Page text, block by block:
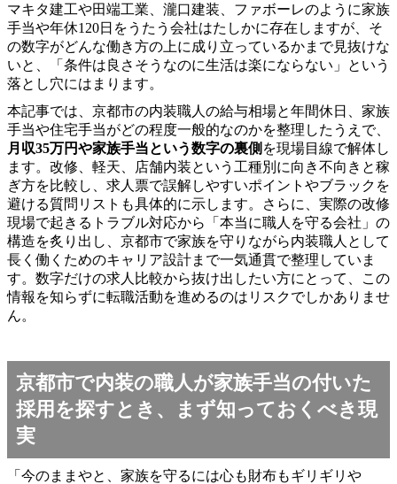
マキタ建工や田端工業、瀧口建装、ファボーレのように家族
手当や年休120日をうたう会社はたしかに存在しますが、そ
の数字がどんな働き方の上に成り立っているかまで見抜けな
いと、「条件は良さそうなのに生活は楽にならない」という
落とし穴にはまります。
本記事では、京都市の内装職人の給与相場と年間休日、家族
手当や住宅手当がどの程度一般的なのかを整理したうえで、
月収35万円や家族手当という数字の裏側 を現場目線で解体し
ます。改修、軽天、店舗内装という工種別に向き不向きと稼
ぎ方を比較し、求人票で誤解しやすいポイントやブラックを
避ける質問リストも具体的に示します。さらに、実際の改修
現場で起きるトラブル対応から「本当に職人を守る会社」の
構造を炙り出し、京都市で家族を守りながら内装職人として
長く働くためのキャリア設計まで一気通貫で整理していま
す。数字だけの求人比較から抜け出したい方にとって、この
情報を知らずに転職活動を進めるのはリスクでしかありませ
ん。
京都市で内装の職人が家族手当の付いた
採用を探すとき、まず知っておくべき現
実
「今のままやと、家族を守るには心も財布もギリギリや